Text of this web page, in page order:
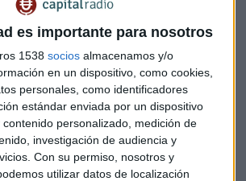
es importante para nosotros
1538 socios almacenamos y/o
en un dispositivo, como cookies,
personales, como identificadores
estándar enviada por un dispositivo
personalizado, medición de
investigación de audiencia y
Con su permiso, nosotros y
utilizar datos de localización
círculo con la que Rusia ahoga al